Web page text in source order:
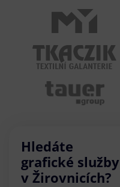
Hledáte
grafické služby
v Žirovnicích?